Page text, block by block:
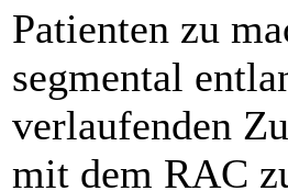
Patienten zu
segmental
verlaufenden
mit dem RAC